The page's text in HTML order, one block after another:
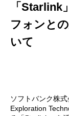
「Starlink
フォンとの
いて
ソフトバンク株
Exploration